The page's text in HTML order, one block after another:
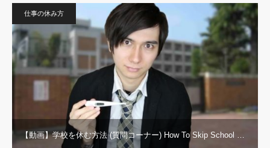
仕事の休み方
【動画】学校を休む方法 (質問コーナー) How To Skip School …